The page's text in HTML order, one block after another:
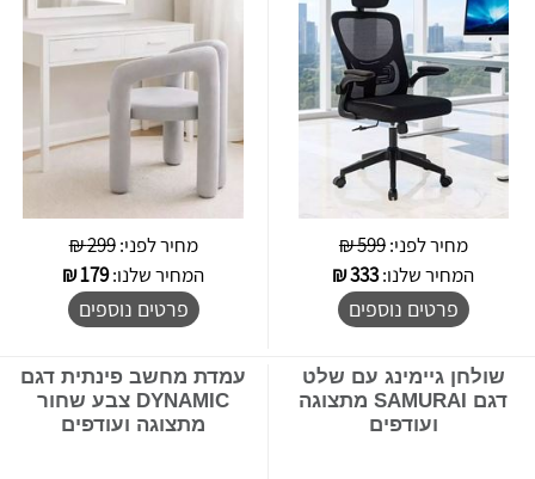
מחיר לפני:599 ₪
המחיר שלנו:333
₪
פרטים נוספים
מחיר לפני:299 ₪
המחיר שלנו:179
₪
פרטים נוספים
שולחן גיימינג עם שלט
דגם SAMURAI מתצוגה
ועודפים
עמדת מחשב פינתית דגם
DYNAMIC צבע שחור
מתצוגה ועודפים